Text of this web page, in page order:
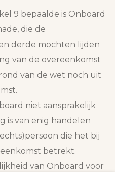
9 bepaalde is Onboard
die de
derde mochten lijden
van de overeenkomst
van de wet noch uit
niet aansprakelijk
is van enig handelen
die het bij
betrekt.
van Onboard voor